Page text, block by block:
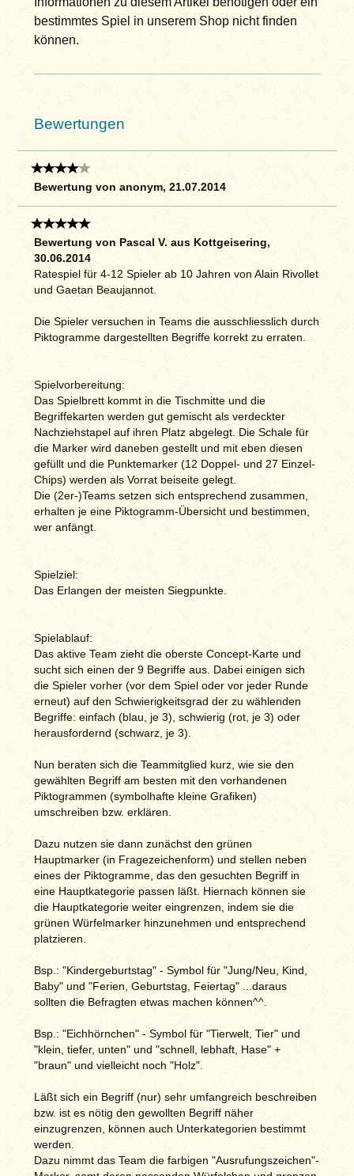
bestimmtes Spiel in unserem Shop nicht finden
können.
Bewertungen
Bewertung von anonym, 21.07.2014
Bewertung von Pascal V. aus Kottgeisering,
30.06.2014
Ratespiel für 4-12 Spieler ab 10 Jahren von Alain Rivollet
und Gaetan Beaujannot.
Die Spieler versuchen in Teams die ausschliesslich durch
Piktogramme dargestellten Begriffe korrekt zu erraten.
Spielvorbereitung:
Das Spielbrett kommt in die Tischmitte und die
Begriffekarten werden gut gemischt als verdeckter
Nachziehstapel auf ihren Platz abgelegt. Die Schale für
die Marker wird daneben gestellt und mit eben diesen
gefüllt und die Punktemarker (12 Doppel- und 27 Einzel-
Chips) werden als Vorrat beiseite gelegt.
Die (2er-)Teams setzen sich entsprechend zusammen,
erhalten je eine Piktogramm-Übersicht und bestimmen,
wer anfängt.
Spielziel:
Das Erlangen der meisten Siegpunkte.
Spielablauf:
Das aktive Team zieht die oberste Concept-Karte und
sucht sich einen der 9 Begriffe aus. Dabei einigen sich
die Spieler vorher (vor dem Spiel oder vor jeder Runde
erneut) auf den Schwierigkeitsgrad der zu wählenden
Begriffe: einfach (blau, je 3), schwierig (rot, je 3) oder
herausfordernd (schwarz, je 3).
Nun beraten sich die Teammitglied kurz, wie sie den
gewählten Begriff am besten mit den vorhandenen
Piktogrammen (symbolhafte kleine Grafiken)
umschreiben bzw. erklären.
Dazu nutzen sie dann zunächst den grünen
Hauptmarker (in Fragezeichenform) und stellen neben
eines der Piktogramme, das den gesuchten Begriff in
eine Hauptkategorie passen läßt. Hiernach können sie
die Hauptkategorie weiter eingrenzen, indem sie die
grünen Würfelmarker hinzunehmen und entsprechend
platzieren.
Bsp.: "Kindergeburtstag" - Symbol für "Jung/Neu, Kind,
Baby" und "Ferien, Geburtstag, Feiertag" ...daraus
sollten die Befragten etwas machen können^^.
Bsp.: "Eichhörnchen" - Symbol für "Tierwelt, Tier" und
"klein, tiefer, unten" und "schnell, lebhaft, Hase" +
"braun" und vielleicht noch "Holz".
Läßt sich ein Begriff (nur) sehr umfangreich beschreiben
bzw. ist es nötig den gewollten Begriff näher
einzugrenzen, können auch Unterkategorien bestimmt
werden.
Dazu nimmt das Team die farbigen "Ausrufungszeichen"-